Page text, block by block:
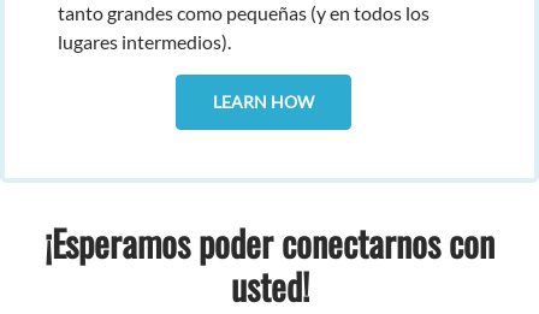
tanto grandes como pequeñas (y en todos los
lugares intermedios).
LEARN HOW
¡Esperamos poder conectarnos con
usted!